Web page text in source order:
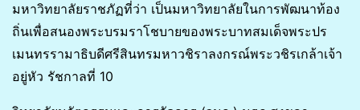
มหาวิทยาลัยราชภัฏที่ว่า เป็นมหาวิทยาลัยในการพัฒนาท้อง
ถิ่นเพื่อสนองพระบรมราโชบายของพระบาทสมเด็จพระปร
เมนทรรามาธิบดีศรีสินทรมหาวชิราลงกรณ์พระวชิรเกล้าเจ้า
อยู่หัว รัชกาลที่ 10